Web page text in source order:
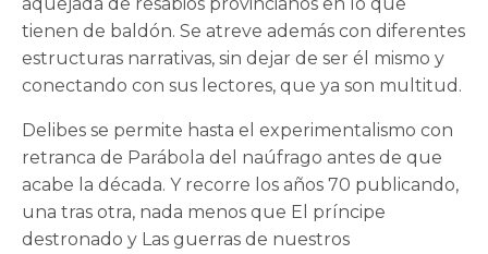
tienen de baldón. Se atreve además con diferentes
estructuras narrativas, sin dejar de ser él mismo y
conectando con sus lectores, que ya son multitud.
Delibes se permite hasta el experimentalismo con
retranca de Parábola del naúfrago antes de que
acabe la década. Y recorre los años 70 publicando,
una tras otra, nada menos que El príncipe
destronado y Las guerras de nuestros